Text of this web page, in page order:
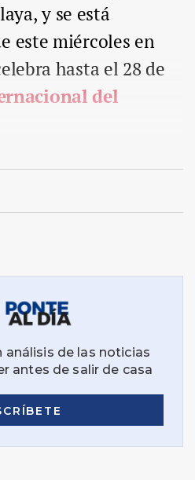
y se está
este miércoles en
hasta el 28 de
del